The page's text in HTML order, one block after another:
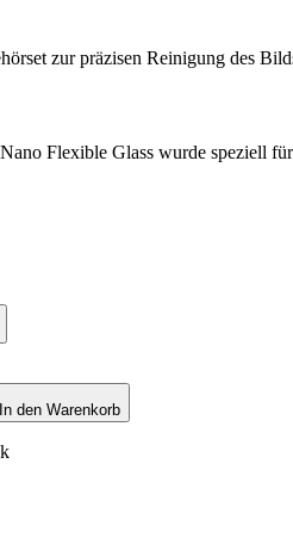
zur präzisen Reinigung des
Flexible Glass wurde speziell
In den Warenkorb